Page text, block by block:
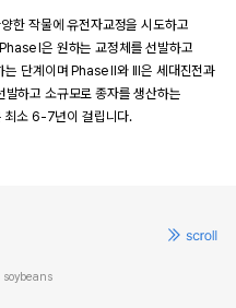
한 작물에 유전자교정을 시도하고
I은 원하는 교정체를 선발하고
단계이며 Phase II와 III은 세대진전과
하고 소규모로 종자를 생산하는
최소 6-7년이 걸립니다.